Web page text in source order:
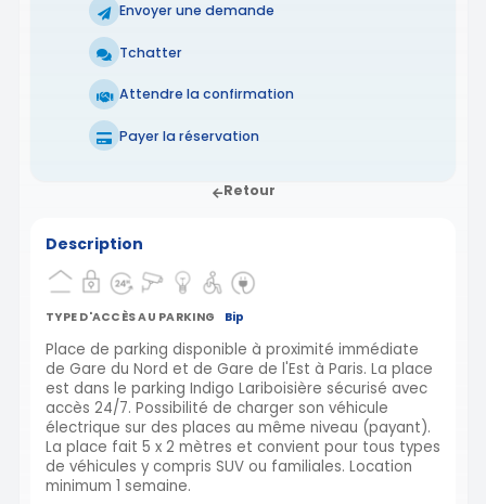
Envoyer une demande
Tchatter
Attendre la confirmation
Payer la réservation
Retour
Description
TYPE D'ACCÈS AU PARKING Bip
Place de parking disponible à proximité immédiate
de Gare du Nord et de Gare de l'Est à Paris. La place
est dans le parking Indigo Lariboisière sécurisé avec
accès 24/7. Possibilité de charger son véhicule
électrique sur des places au même niveau (payant).
La place fait 5 x 2 mètres et convient pour tous types
de véhicules y compris SUV ou familiales. Location
minimum 1 semaine.